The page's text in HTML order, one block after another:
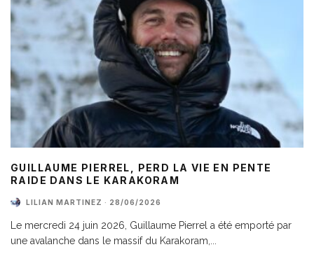
GUILLAUME PIERREL, PERD LA VIE EN PENTE
RAIDE DANS LE KARAKORAM
LILIAN MARTINEZ · 28/06/2026
Le mercredi 24 juin 2026, Guillaume Pierrel a été emporté par
une avalanche dans le massif du Karakoram,...